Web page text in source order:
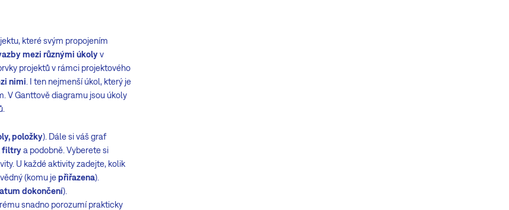
které svým propojením
mezi různými úkolyv
projektů v rámci projektového
nimi. I ten nejmenší úkol, který je
V Ganttově diagramu jsou úkoly
položky). Dále si váš graf
filtrya podobně. Vyberete si
U každé aktivity zadejte, kolik
(komu jepřiřazena).
dokončení).
snadno porozumí prakticky